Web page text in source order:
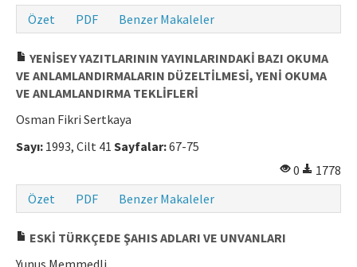
Özet
PDF Benzer Makaleler
YENİSEY YAZITLARININ YAYINLARINDAKİ BAZI OKUMA
VE ANLAMLANDIRMALARIN DÜZELTİLMESİ, YENİ OKUMA
VE ANLAMLANDIRMA TEKLİFLERİ
Osman Fikri Sertkaya
Sayı: 1993, Cilt 41 Sayfalar:67-75
0
1778
Özet
PDF Benzer Makaleler
ESKİ TÜRKÇEDE ŞAHIS ADLARI VE UNVANLARI